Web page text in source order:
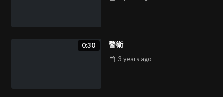
0:30 警衛
3 years ago